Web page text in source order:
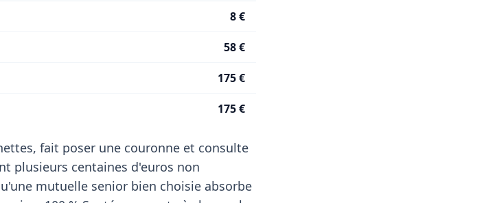
8 €
58 €
175 €
175 €
fait poser une couronne et consulte
plusieurs centaines d'euros non
mutuelle senior bien choisie absorbe